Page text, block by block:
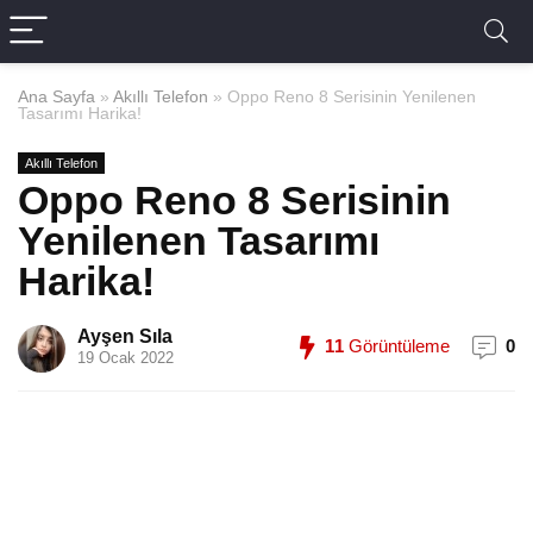
Ana Sayfa » Akıllı Telefon » Oppo Reno 8 Serisinin Yenilenen
Tasarımı Harika!
Akıllı Telefon
Oppo Reno 8 Serisinin
Yenilenen Tasarımı
Harika!
Ayşen Sıla
19 Ocak 2022
11 Görüntüleme 0